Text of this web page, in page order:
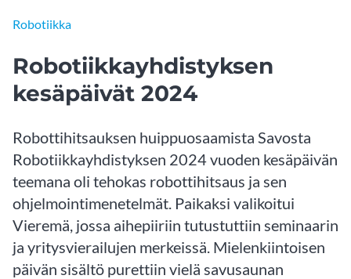
Robotiikka
Robotiikkayhdistyksen
kesäpäivät 2024
Robottihitsauksen huippuosaamista Savosta
Robotiikkayhdistyksen 2024 vuoden kesäpäivän
teemana oli tehokas robottihitsaus ja sen
ohjelmointimenetelmät. Paikaksi valikoitui
Vieremä, jossa aihepiiriin tutustuttiin seminaarin
ja yritysvierailujen merkeissä. Mielenkiintoisen
päivän sisältö purettiin vielä savusaunan